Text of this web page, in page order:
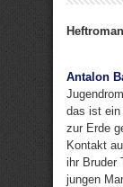
Antalon
das ist ein
zur Erde
Kontakt
ihr Bruder
jungen